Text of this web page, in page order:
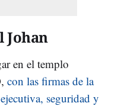
Johan
en el templo
con las firmas de la
seguridad y